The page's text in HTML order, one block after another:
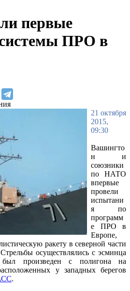
первые
ПРО в
21 октября
2015,
09:30
Вашингто
н и
союзники
по НАТО
впервые
провели
испытани
я по
программ
е ПРО в
Европе,
ракету в северной части
осуществлялись с эсминца
произведен с полигона на
у западных берегов
.